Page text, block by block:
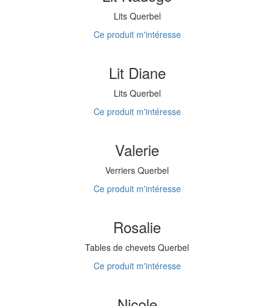
Lits Querbel
Ce produit m'intéresse
Lit Diane
Lits Querbel
Ce produit m'intéresse
Valerie
Verriers Querbel
Ce produit m'intéresse
Rosalie
Tables de chevets Querbel
Ce produit m'intéresse